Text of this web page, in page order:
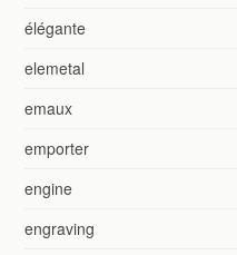
élégante
elemetal
emaux
emporter
engine
engraving